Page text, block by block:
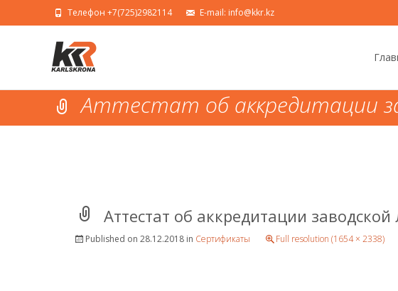
Телефон +7(725)2982114 E-mail: info@kkr.kz
Аттестат об аккредитации
Аттестат об аккредитации
Published on 28.12.2018 in Сертификаты Full resolution (1654 × 2338)